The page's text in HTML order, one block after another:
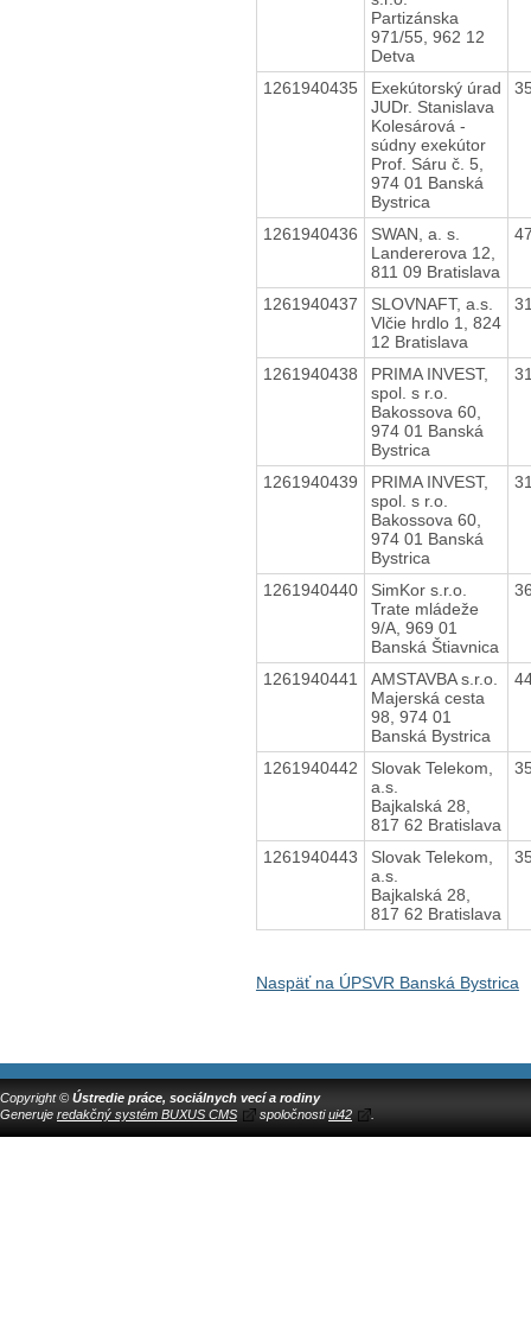
Partizánska
971/55, 962 12
Detva
1261940435
Exekútorský úrad
JUDr. Stanislava
Kolesárová -
súdny exekútor
Prof. Sáru č. 5,
974 01 Banská
Bystrica
1261940436
SWAN, a. s.
Landererova 12,
811 09 Bratislava
1261940437
SLOVNAFT, a.s.
Vlčie hrdlo 1, 824
12 Bratislava
1261940438
PRIMA INVEST,
spol. s r.o.
Bakossova 60,
974 01 Banská
Bystrica
1261940439
PRIMA INVEST,
spol. s r.o.
Bakossova 60,
974 01 Banská
Bystrica
1261940440
SimKor s.r.o.
Trate mládeže
9/A, 969 01
Banská Štiavnica
1261940441
AMSTAVBA s.r.o.
Majerská cesta
98, 974 01
Banská Bystrica
1261940442
Slovak Telekom,
a.s.
Bajkalská 28,
817 62 Bratislava
1261940443
Slovak Telekom,
a.s.
Bajkalská 28,
817 62 Bratislava
Naspäť na ÚPSVR Banská Bystrica
Copyright © Ústredie práce, sociálnych vecí a rodiny
Generuje redakčný systém BUXUS CMS spoločnostiui42